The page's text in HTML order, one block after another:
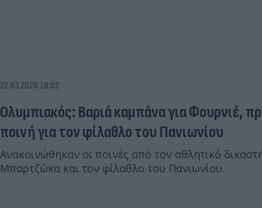
22.03.2026 18:02
Ολυμπιακός: Βαριά καμπάνα για Φουρνιέ,
ποινή για τον φίλαθλο του Πανιωνίου
Ανακοινώθηκαν οι ποινές από τον αθλητικό
Μπαρτζώκα και τον φίλαθλο του Πανιωνίου.